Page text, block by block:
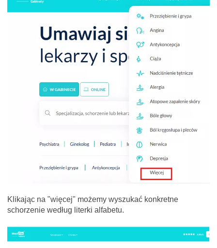
Klikając na "więcej" możemy wyszukać konkretne
schorzenie według literki alfabetu.